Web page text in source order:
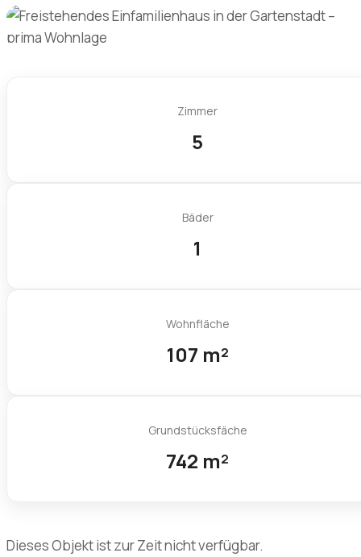
Zimmer
5
Bäder
1
Wohnfläche
107 m²
Grundstücksfäche
742 m²
Dieses Objekt ist zur Zeit nicht verfügbar.